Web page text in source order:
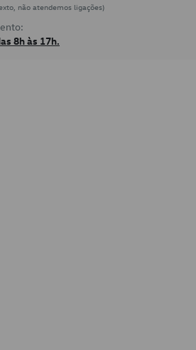
não atendemos ligações)
8h às 17h.